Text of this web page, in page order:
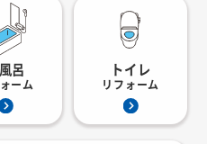
呂
ーム
トイレ
リフォーム